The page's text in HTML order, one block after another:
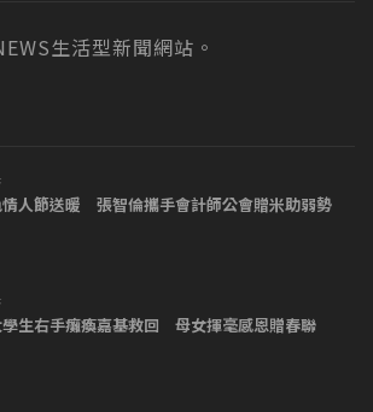
生活型新聞網站。
情人節送暖 張智倫攜手會計師公會贈米助弱勢
學生右手癱瘓嘉基救回 母女揮毫感恩贈春聯